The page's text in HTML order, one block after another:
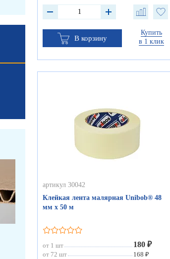
В корзину
Купить
в 1 клик
артикул 30042
Клейкая лента малярная Unibob® 48
мм х 50 м
от 1 шт 180 ₽
от 72 шт
168 ₽